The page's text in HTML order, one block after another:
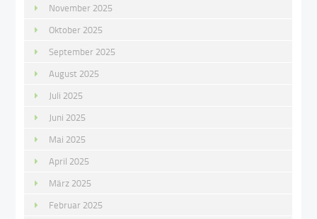
November 2025
Oktober 2025
September 2025
August 2025
Juli 2025
Juni 2025
Mai 2025
April 2025
März 2025
Februar 2025